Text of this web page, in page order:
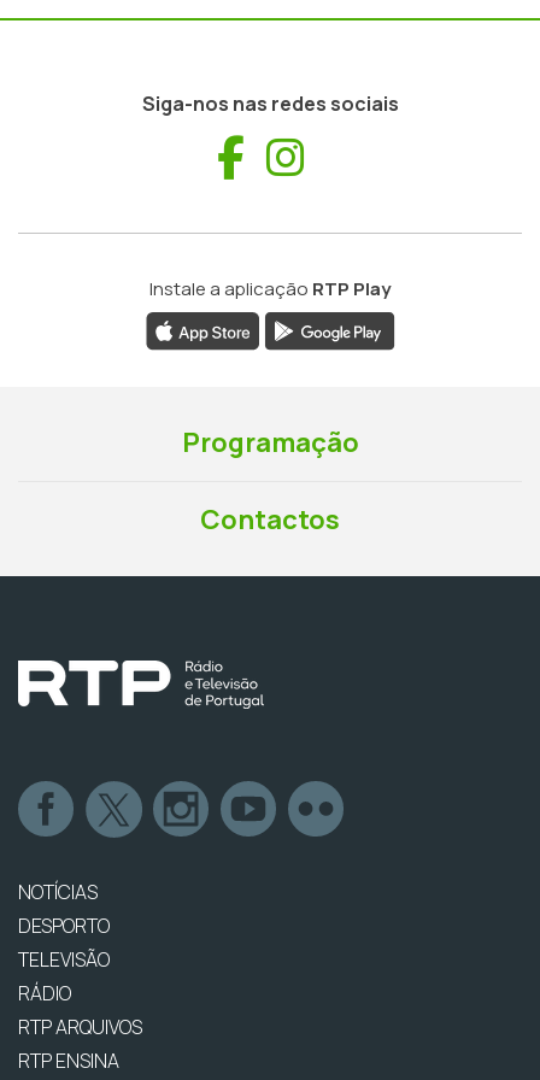
Siga-nos nas redes sociais
Facebook
Instale a aplicação RTP Play
Programação
Contactos
NOTÍCIAS
DESPORTO
TELEVISÃO
RÁDIO
RTP ARQUIVOS
RTP ENSINA